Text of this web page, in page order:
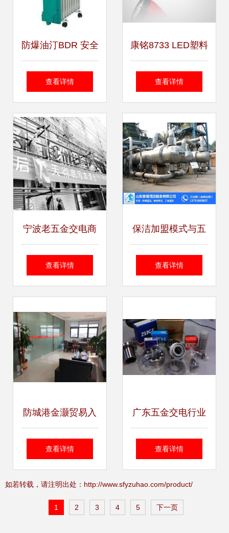
防爆油汀BDR 安全
高效的工业取暖利
更优
查看详情
康铭8733 LED塑料
手电 五金交电渠道
查看详情
宁波老五金交电商
店拆迁 半个世纪的
幕
查看详情
保洁加盟模式与五
金交电行业的拓展
查看详情
防城港金灏贸易入
驻口岸联检大楼 五
程
查看详情
广东五金交电行业
风向标 东莞安昂五
承高效供货方案
查看详情
如若转载，请注明出处：http://www.sfyzuhao.com/product/
1 2 3 4 5 下一页